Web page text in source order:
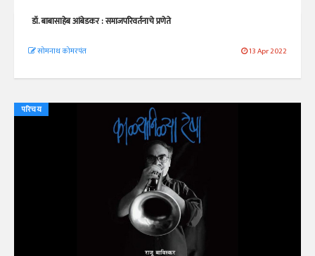
डॉ. बाबासाहेब आंबेडकर : समाजपरिवर्तनाचे प्रणेते
सोमनाथ कोमरपंत 13 Apr 2022
परिचय